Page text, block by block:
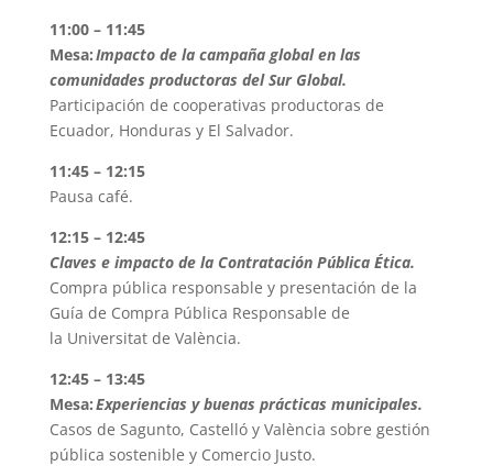
11:00 – 11:45
Mesa:Impacto de la campaña global en las
comunidades productoras del Sur Global.
Participación de cooperativas productoras de
Ecuador, Honduras y El Salvador.
11:45 – 12:15
Pausa café.
12:15 – 12:45
Claves e impacto de la Contratación Pública Ética.
Compra pública responsable y presentación de la
Guía de Compra Pública Responsable de
la Universitat de València.
12:45 – 13:45
Mesa:Experiencias y buenas prácticas municipales.
Casos de Sagunto, Castelló y València sobre gestión
pública sostenible y Comercio Justo.